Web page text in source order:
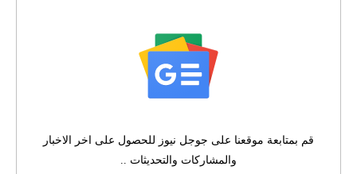
قم بمتابعة موقعنا على جوجل نيوز للحصول على اخر الاخبار
والمشاركات والتحديثات ..